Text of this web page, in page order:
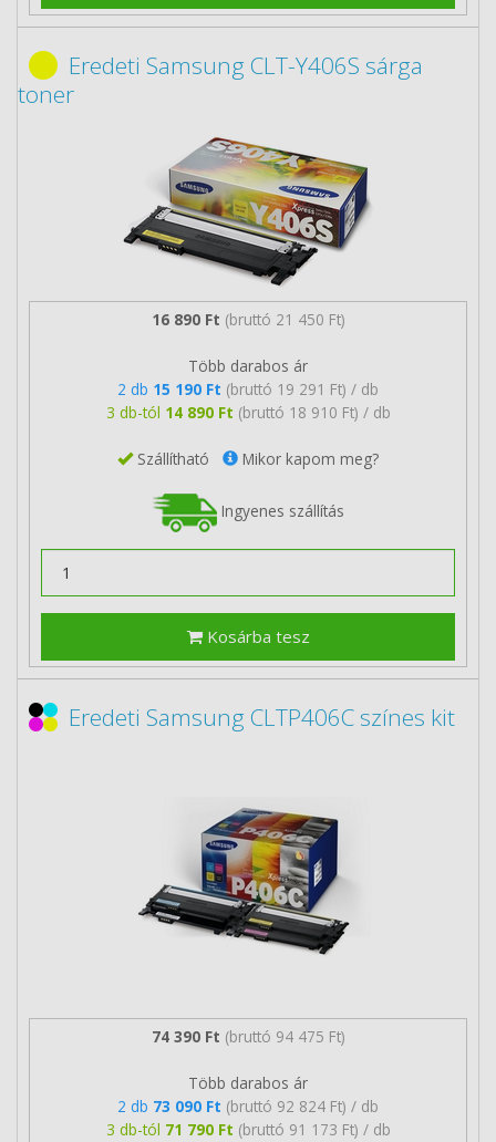
Eredeti Samsung CLT-Y406S sárga
toner
16 890 Ft (bruttó 21 450 Ft)
Több darabos ár
2 db 15 190 Ft (bruttó 19 291 Ft) / db
3 db-tól 14 890 Ft (bruttó 18 910 Ft) / db
Szállítható Mikor kapom meg?
Ingyenes szállítás
Kosárba tesz
Eredeti Samsung CLTP406C színes kit
74 390 Ft (bruttó 94 475 Ft)
Több darabos ár
2 db 73 090 Ft (bruttó 92 824 Ft) / db
3 db-tól 71 790 Ft (bruttó 91 173 Ft) / db